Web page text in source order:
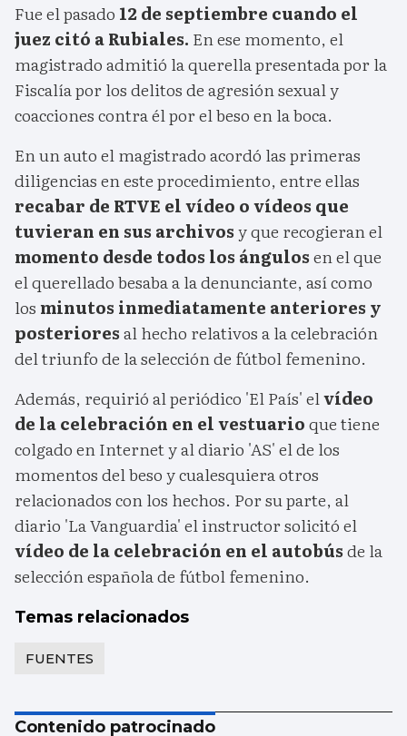
Fue el pasado 12 de septiembre cuando el
juez citó a Rubiales. En ese momento, el
magistrado admitió la querella presentada por la
Fiscalía por los delitos de agresión sexual y
coacciones contra él por el beso en la boca.
En un auto el magistrado acordó las primeras
diligencias en este procedimiento, entre ellas
recabar de RTVE el vídeo o vídeos que
tuvieran en sus archivosy que recogieran el
momento desde todos los ángulosen el que
el querellado besaba a la denunciante, así como
los minutos inmediatamente anteriores y
posterioresal hecho relativos a la celebración
del triunfo de la selección de fútbol femenino.
Además, requirió al periódico 'El País' elvídeo
de la celebración en el vestuarioque tiene
colgado en Internet y al diario 'AS' el de los
momentos del beso y cualesquiera otros
relacionados con los hechos. Por su parte, al
diario 'La Vanguardia' el instructor solicitó el
vídeo de la celebración en el autobúsde la
selección española de fútbol femenino.
Temas relacionados
FUENTES
Contenido patrocinado